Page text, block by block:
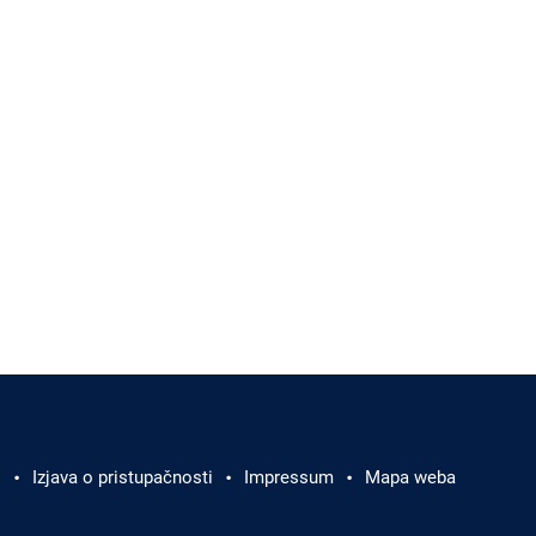
Izjava o pristupačnosti Impressum Mapa weba